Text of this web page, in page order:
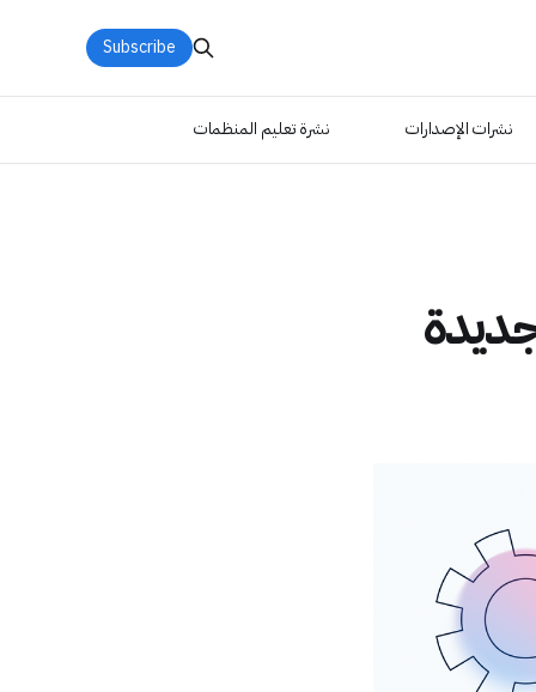
نشرات الإصدارات نشرة تعليم المنظمات
Subscribe